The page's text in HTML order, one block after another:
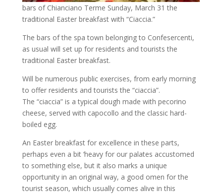
bars of Chianciano Terme Sunday, March 31 the
traditional Easter breakfast with “Ciaccia.”
The bars of the spa town belonging to Confesercenti,
as usual will set up for residents and tourists the
traditional Easter breakfast.
Will be numerous public exercises, from early morning
to offer residents and tourists the “ciaccia”.
The “ciaccia” is a typical dough made with pecorino
cheese, served with capocollo and the classic hard-
boiled egg.
An Easter breakfast for excellence in these parts,
perhaps even a bit ‘heavy for our palates accustomed
to something else, but it also marks a unique
opportunity in an original way, a good omen for the
tourist season, which usually comes alive in this